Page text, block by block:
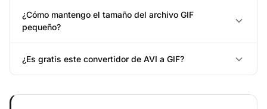
¿Cómo mantengo el tamaño del archivo GIF
pequeño?
¿Es gratis este convertidor de AVI a GIF?